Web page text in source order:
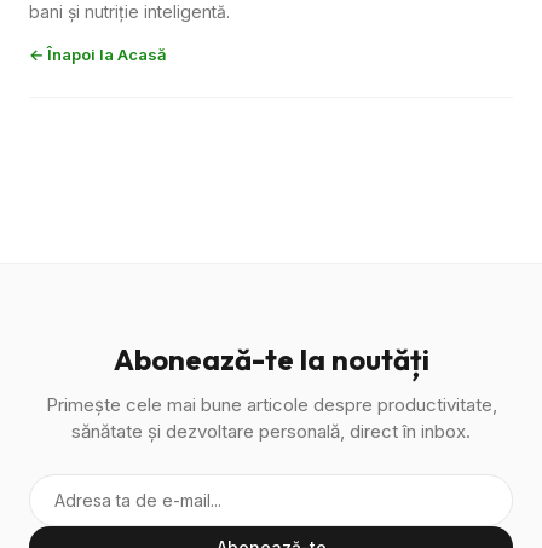
bani și nutriție inteligentă.
← Înapoi la Acasă
Abonează-te la noutăți
Primește cele mai bune articole despre productivitate,
sănătate și dezvoltare personală, direct în inbox.